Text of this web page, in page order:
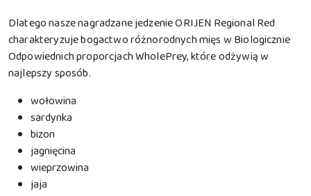
Dlatego nasze nagradzane jedzenie ORIJEN Regional Red
charakteryzuje bogactwo różnorodnych mięs w Biologicznie
Odpowiednich proporcjach WholePrey, które odżywią w
najlepszy sposób.
wołowina
sardynka
bizon
jagnięcina
wieprzowina
jaja